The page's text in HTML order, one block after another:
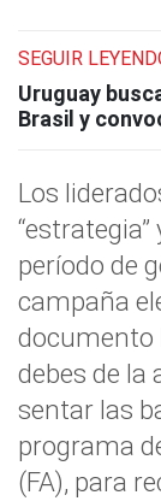
SEGUIR
Uruguay
Brasil y
Los
período de
campaña
documento
debes de
sentar las
programa
(FA), para